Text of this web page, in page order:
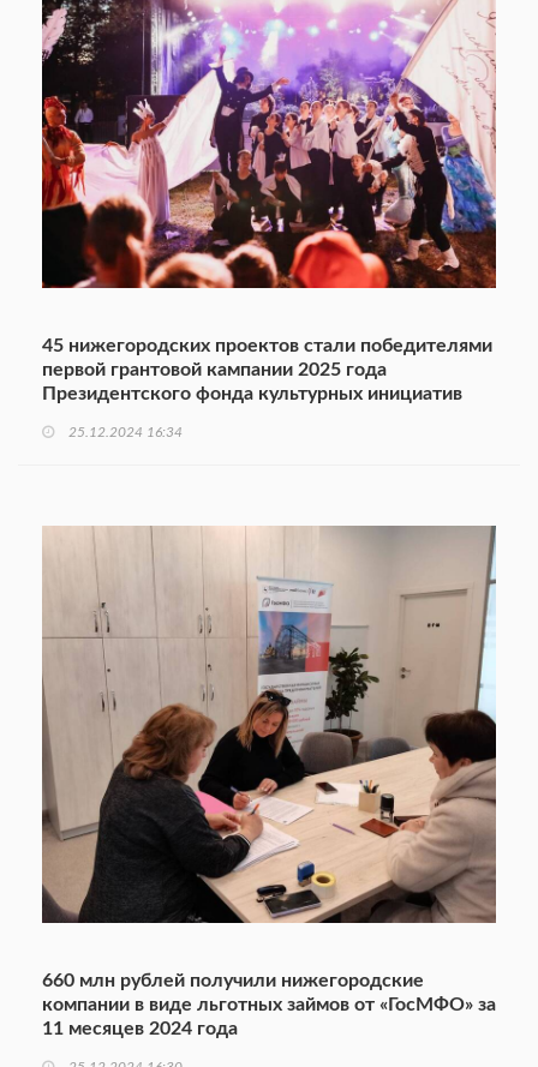
45 нижегородских проектов стали победителями
первой грантовой кампании 2025 года
Президентского фонда культурных инициатив
25.12.2024 16:34
660 млн рублей получили нижегородские
компании в виде льготных займов от «ГосМФО» за
11 месяцев 2024 года